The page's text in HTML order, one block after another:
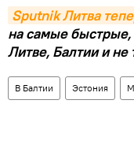
Sputnik Литва
на самые быстрые,
Литве, Балтии и не
В Балтии Эстония